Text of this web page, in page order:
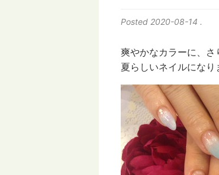
Posted 2020-08-14 .
爽やかなカラーに、
夏らしいネイルにな